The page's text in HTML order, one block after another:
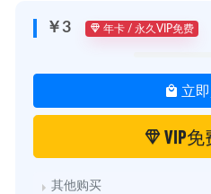
￥3 年卡 / 永久VIP免费
立
VIP
其他购买